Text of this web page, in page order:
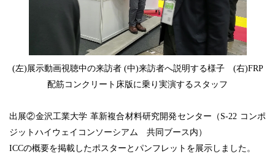
(左)展示動画視聴中の来訪者 (中)来訪者へ説明する様子 (右)FRP
配筋コンクリート床版に乗り実演するスタッフ
出展②金沢工業大学 革新複合材料研究開発センター（S-22 コンポ
ジットハイウェイコンソーシアム 共同ブース内）
ICCの概要を掲載したポスターとパンフレットを展示しました。